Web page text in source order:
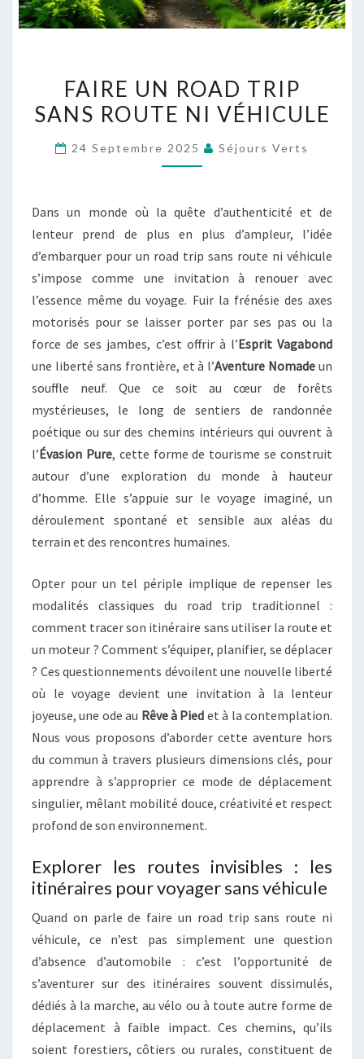
UN
ROAD
SANS
FAIRE UN ROAD TRIP
SANS ROUTE NI VÉHICULE
24 Septembre 2025 Séjours Verts
Dans un monde où la quête d’authenticité et de
lenteur prend de plus en plus d’ampleur, l’idée
d’embarquer pour un road trip sans route ni véhicule
s’impose comme une invitation à renouer avec
l’essence même du voyage. Fuir la frénésie des axes
motorisés pour se laisser porter par ses pas ou la
force de ses jambes, c’est offrir à l’Esprit Vagabond
une liberté sans frontière, et à l’Aventure Nomade un
souffle neuf. Que ce soit au cœur de forêts
mystérieuses, le long de sentiers de randonnée
poétique ou sur des chemins intérieurs qui ouvrent à
l’Évasion Pure, cette forme de tourisme se construit
autour d’une exploration du monde à hauteur
d’homme. Elle s’appuie sur le voyage imaginé, un
déroulement spontané et sensible aux aléas du
terrain et des rencontres humaines.
Opter pour un tel périple implique de repenser les
modalités classiques du road trip traditionnel :
comment tracer son itinéraire sans utiliser la route et
un moteur ? Comment s’équiper, planifier, se déplacer
? Ces questionnements dévoilent une nouvelle liberté
où le voyage devient une invitation à la lenteur
joyeuse, une ode au Rêve à Pied et à la contemplation.
Nous vous proposons d’aborder cette aventure hors
du commun à travers plusieurs dimensions clés, pour
apprendre à s’approprier ce mode de déplacement
singulier, mêlant mobilité douce, créativité et respect
profond de son environnement.
Explorer les routes invisibles : les
itinéraires pour voyager sans véhicule
Quand on parle de faire un road trip sans route ni
véhicule, ce n’est pas simplement une question
d’absence d’automobile : c’est l’opportunité de
s’aventurer sur des itinéraires souvent dissimulés,
dédiés à la marche, au vélo ou à toute autre forme de
déplacement à faible impact. Ces chemins, qu’ils
soient forestiers, côtiers ou rurales, constituent de